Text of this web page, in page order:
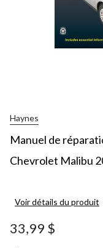
Haynes
Manuel de
Chevrolet Malibu
Voir détails du produit
33,99 $